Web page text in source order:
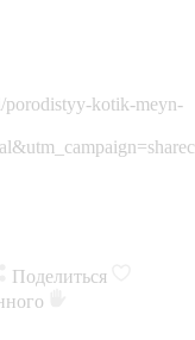
porodistyy-kotik-meyn-
Поделиться